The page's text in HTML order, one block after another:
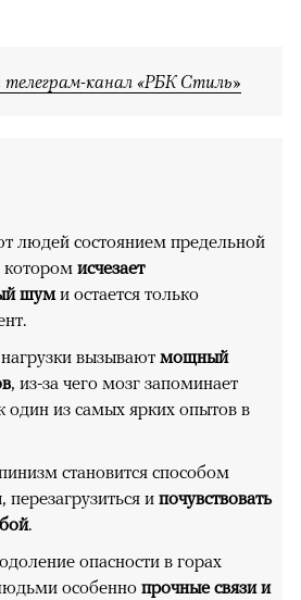
канал «РБК Стиль»
людей состоянием предельной
которомисчезает
шум и остается только
вызывают мощный
, из-за чего мозг запоминает
один из самых ярких опытов в
становится способом
и почувствовать
.
опасности в горах
особенно прочные связи и